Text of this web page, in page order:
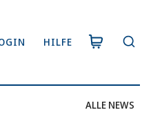
HILFE
ALLE NEWS